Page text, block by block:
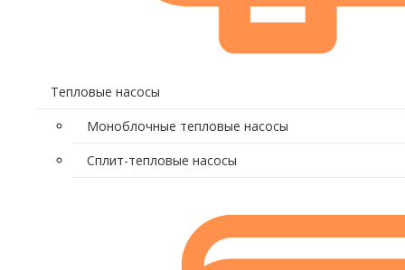
Тепловые насосы
Моноблочные тепловые насосы
Сплит-тепловые насосы